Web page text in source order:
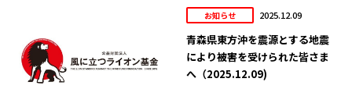
お知らせ 2025.12.09
青森県東方沖を震源とする地震
により被害を受けられた皆さま
へ（2025.12.09)